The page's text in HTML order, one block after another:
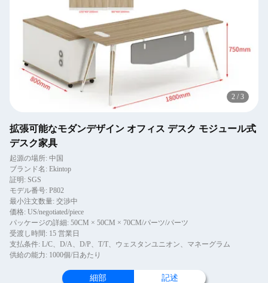
2 / 3
拡張可能なモダンデザイン オフィス デスク モジュール式
デスク家具
起源の場所: 中国
ブランド名: Ekintop
証明: SGS
モデル番号: P802
最小注文数量: 交渉中
価格: US/negotiated/piece
パッケージの詳細: 50CM × 50CM × 70CM/パーツ/パーツ
受渡し時間: 15 営業日
支払条件: L/C、D/A、D/P、T/T、ウェスタンユニオン、マネーグラム
供給の能力: 1000個/日あたり
細部 記述